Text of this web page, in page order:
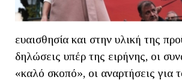
ευαισθησία και στην υλική της
δηλώσεις υπέρ της ειρήνης, οι
«καλό σκοπό», οι αναρτήσεις για